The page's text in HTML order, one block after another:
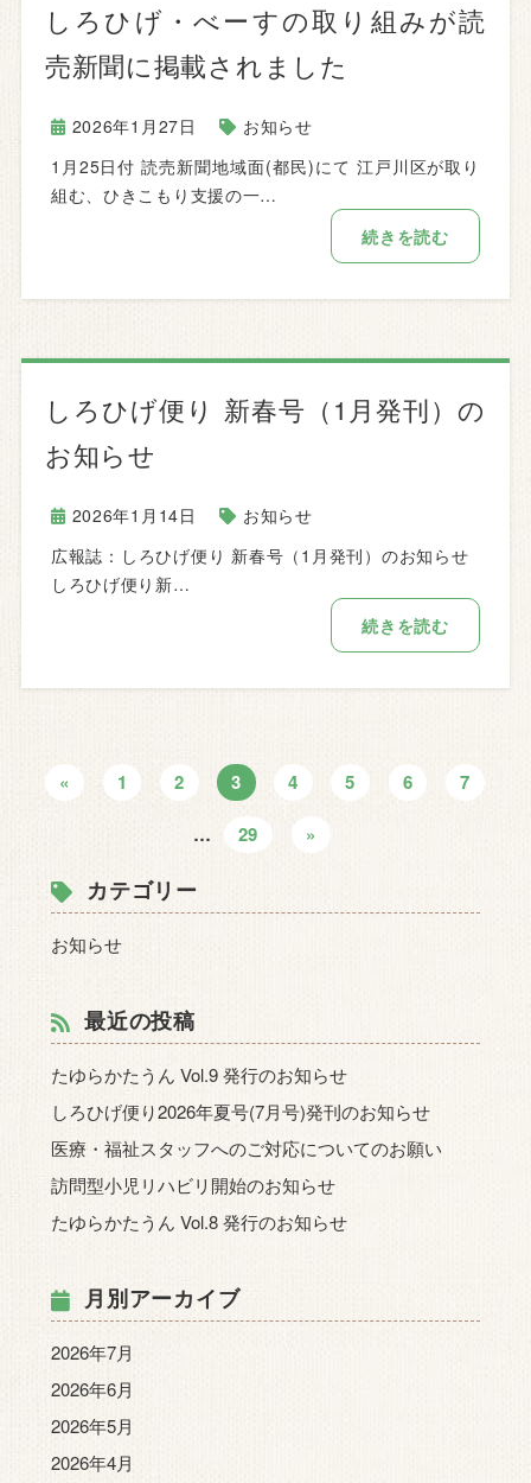
しろひげ・べーすの取り組みが読
売新聞に掲載されました
2026年1月27日
お知らせ
1月25日付 読売新聞地域面(都民)にて 江戸川区が取り
組む、ひきこもり支援の一…
続きを読む
しろひげ便り 新春号（1月発刊）の
お知らせ
2026年1月14日
お知らせ
広報誌：しろひげ便り 新春号（1月発刊）のお知らせ
しろひげ便り新…
続きを読む
« 1 2 3 4 5 6
7
…
29 »
カテゴリー
お知らせ
最近の投稿
たゆらかたうん Vol.9 発行のお知らせ
しろひげ便り2026年夏号(7月号)発刊のお知らせ
医療・福祉スタッフへのご対応についてのお願い
訪問型小児リハビリ開始のお知らせ
たゆらかたうん Vol.8 発行のお知らせ
月別アーカイブ
2026年7月
2026年6月
2026年5月
2026年4月